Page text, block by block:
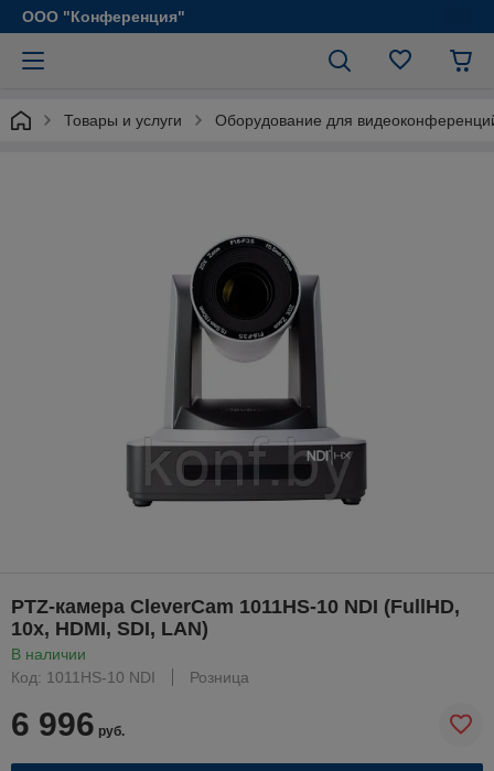
ООО "Конференция"
Товары и услуги Оборудование для
PTZ-камера CleverCam 1011HS-10 NDI (FullHD,
10x, HDMI, SDI, LAN)
В наличии
Код: 1011HS-10 NDI
Розница
6 996 руб.